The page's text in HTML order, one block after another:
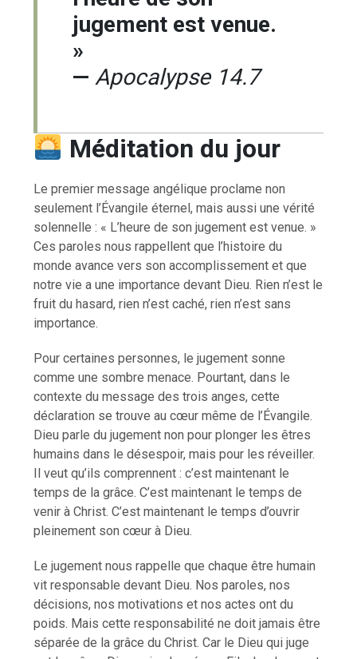
jugement est venue.
»
—Apocalypse 14.7
Méditation du jour
Le premier message angélique proclame non
seulement l’Évangile éternel, mais aussi une vérité
solennelle : « L’heure de son jugement est venue. »
Ces paroles nous rappellent que l’histoire du
monde avance vers son accomplissement et que
notre vie a une importance devant Dieu. Rien n’est le
fruit du hasard, rien n’est caché, rien n’est sans
importance.
Pour certaines personnes, le jugement sonne
comme une sombre menace. Pourtant, dans le
contexte du message des trois anges, cette
déclaration se trouve au cœur même de l’Évangile.
Dieu parle du jugement non pour plonger les êtres
humains dans le désespoir, mais pour les réveiller.
Il veut qu’ils comprennent : c’est maintenant le
temps de la grâce. C’est maintenant le temps de
venir à Christ. C’est maintenant le temps d’ouvrir
pleinement son cœur à Dieu.
Le jugement nous rappelle que chaque être humain
vit responsable devant Dieu. Nos paroles, nos
décisions, nos motivations et nos actes ont du
poids. Mais cette responsabilité ne doit jamais être
séparée de la grâce du Christ. Car le Dieu qui juge